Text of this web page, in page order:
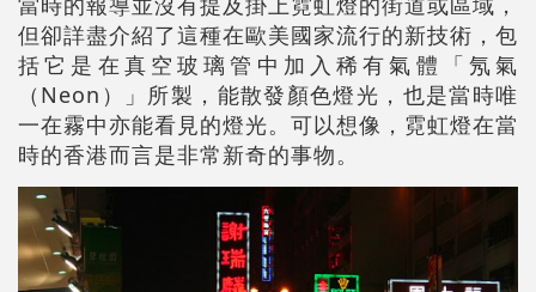
但卻詳盡介紹了這種在歐美國家流行的新技術，包
括它是在真空玻璃管中加入稀有氣體「氖氣
（Neon）」所製，能散發顏色燈光，也是當時唯
一在霧中亦能看見的燈光。可以想像，霓虹燈在當
時的香港而言是非常新奇的事物。